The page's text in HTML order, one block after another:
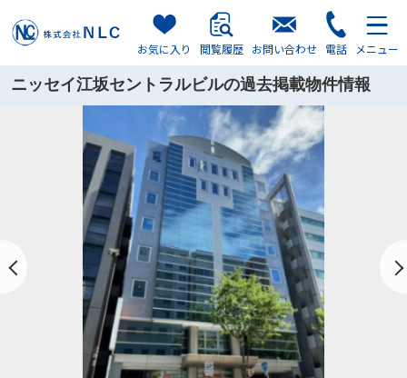
お気に入り 閲覧履歴 お問い合わせ 電話 メニュー
ニッセイ江坂セントラルビルの過去掲載物件情報